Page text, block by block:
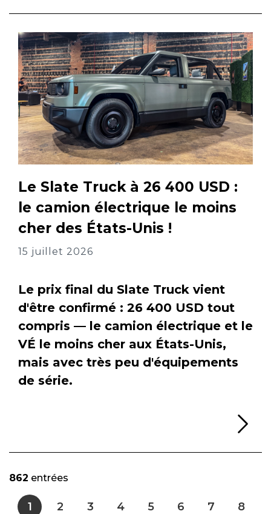
Le Slate Truck à 26 400 USD :
le camion électrique le moins
cher des États-Unis !
15 juillet 2026
Le prix final du Slate Truck vient
d'être confirmé : 26 400 USD tout
compris — le camion électrique et le
VÉ le moins cher aux États-Unis,
mais avec très peu d'équipements
de série.
862 entrées
1 2 3 4 5 6 7 8